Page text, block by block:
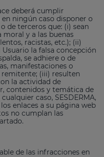
deberá cumplir
ningún caso disponer o
de terceros que: (i) sean
y a las buenas
racistas, etc.); (ii)
la falsa concepción
se adhiere o de
manifestaciones o
(iii) resulten
la actividad de
contenidos y temática de
caso, SESDERMA,
enlaces a su página web
no cumplan las
de las infracciones en